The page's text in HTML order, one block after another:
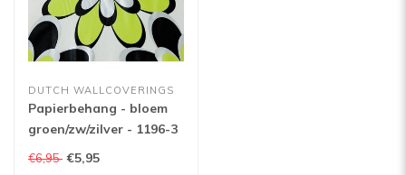
DUTCH WALLCOVERINGS
Papierbehang - bloem
groen/zw/zilver - 1196-3
€6,95 €5,95